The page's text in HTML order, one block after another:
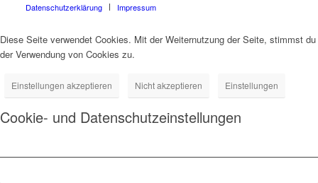
Datenschutz­erklärung
Impressum
Diese Seite verwendet Cookies. Mit der Weiternutzung der Seite, stimmst du
der Verwendung von Cookies zu.
Einstellungen akzeptieren Nicht akzeptieren Einstellungen
Cookie- und Datenschutzeinstellungen